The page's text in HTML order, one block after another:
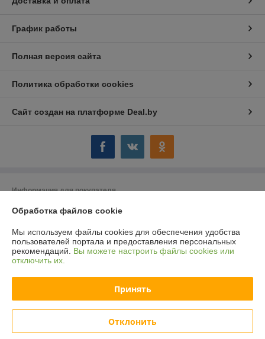
График работы
Полная версия сайта
Политика обработки cookies
Сайт создан на платформе Deal.by
Информация для покупателя
Юридическое лицо:ООО "Компания "Астравит"
Регистрационный номер ЕГР: 391808040
УНП: 391808040
Дата регистрации компании: 03.06.2016
Ссылка на свидетельство/лицензию
Обработка файлов cookie
Мы используем файлы cookies для обеспечения удобства
пользователей портала и предоставления персональных
рекомендаций. Вы можете настроить файлы cookies или
отключить их.
Принять
Отклонить